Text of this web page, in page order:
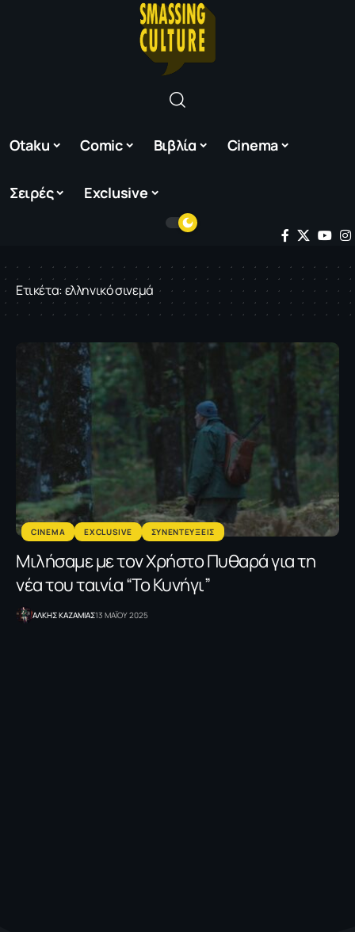
Otaku Comic Βιβλία Cinema
Σειρές Exclusive
Ετικέτα:ελληνικό σινεμά
CINEMA EXCLUSIVE ΣΥΝΕΝΤΕΥΞΕΙΣ
Μιλήσαμε με τον Χρήστο Πυθαρά για τη
νέα του ταινία “Το Κυνήγι”
ΑΛΚΗΣ ΚΑΖΑΜΙΑΣ13 ΜΑΪΟΥ 2025